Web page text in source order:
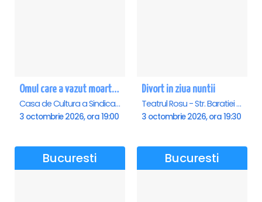
Omul care a vazut moartea - Constanta
Casa de Cultura a Sindicatelor - Sala Mare, Constanta
3 octombrie 2026, ora 19:00
Divort in ziua nuntii
Teatrul Rosu - Str. Baratiei 31, Bucuresti
3 octombrie 2026, ora 19:30
Bucuresti Bucuresti